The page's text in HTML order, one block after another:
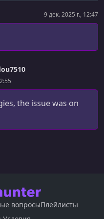
Part 3
Part 5
Network
Activation
9 дек. 2025 г., 12:47
the issue was on
вопросыПлейлисты